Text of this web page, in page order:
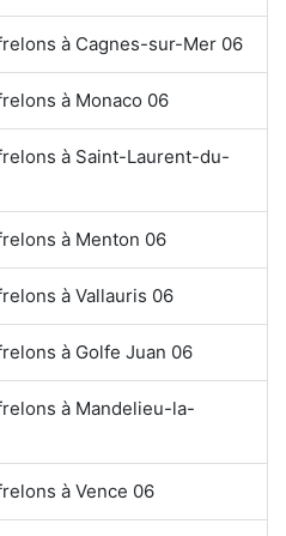
à Cagnes-sur-Mer 06
à Monaco 06
à Saint-Laurent-du-
à Menton 06
à Vallauris 06
à Golfe Juan 06
à Mandelieu-la-
à Vence 06